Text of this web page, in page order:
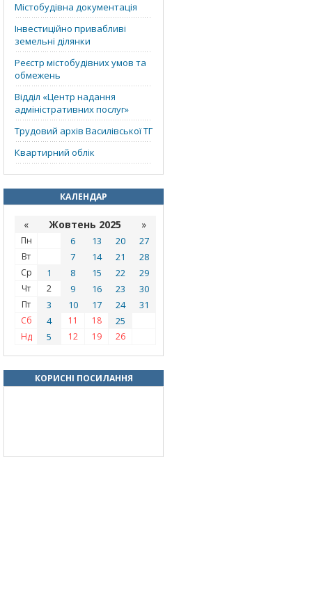
Містобудівна документація
Інвестиційно привабливі
земельні ділянки
Реєстр містобудівних умов та
обмежень
Відділ «‎Центр надання
адміністративних послуг»
Трудовий архів Василівської ТГ
Квартирний облік
КАЛЕНДАР
« Жовтень 2025 »
Пн 6 13 20 27
Вт 7 14 21 28
Ср 1 8 15 22 29
Чт 2 9 16 23 30
Пт 3 10 17 24 31
Сб 4 11 18 25
Нд 5 12 19 26
КОРИСНІ ПОСИЛАННЯ